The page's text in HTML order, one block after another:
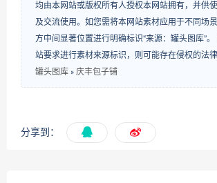
均由本网站或版权所有人授权本网站拥有，并供
及交流使用。如您需将本网站素材应用于不同场
方中间显著位置进行明确标识“来源：罐头图库”
站要求进行素材来源标识，则可能存在侵权的法律
罐头图库 » 庆丰包子铺
分享到：